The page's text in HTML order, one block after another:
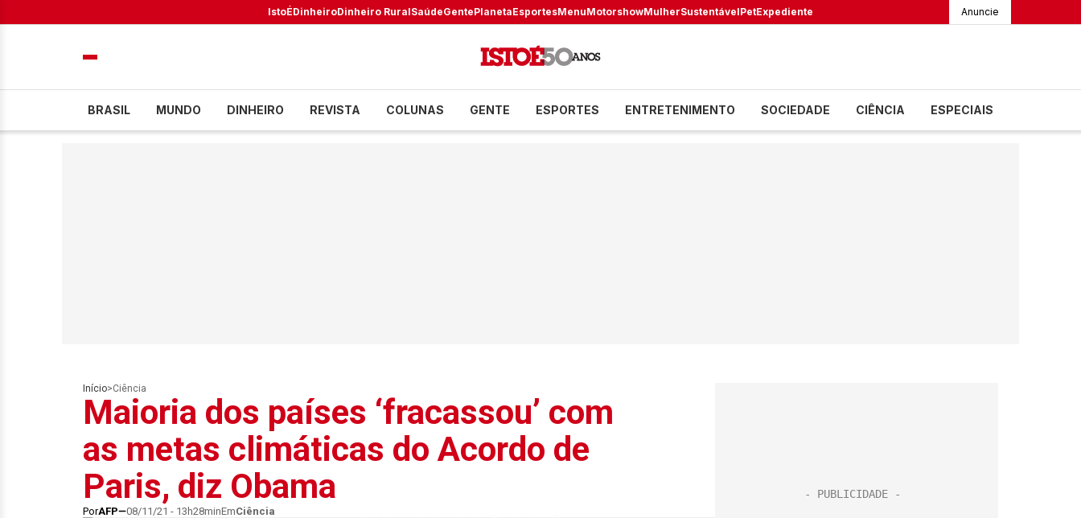
IstoÉDinheiroDinheiro RuralSaúdeGentePlanetaEsportesMenuMotorshowMulherSustentávelPetExpediente Anuncie
BRASIL MUNDO DINHEIRO REVISTA COLUNAS GENTE ESPORTES ENTRETENIMENTO SOCIEDADE CIÊNCIA ESPECIAIS
Início>Ciência
Maioria dos países ‘fracassou’ com
as metas climáticas do Acordo de
Paris, diz Obama
PorAFP 08/11/21 - 13h28minEmCiência